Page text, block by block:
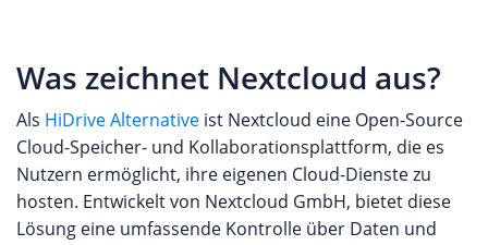
Was zeichnet Nextcloud aus?
Als HiDrive Alternative ist Nextcloud eine Open-Source
Cloud-Speicher- und Kollaborationsplattform, die es
Nutzern ermöglicht, ihre eigenen Cloud-Dienste zu
hosten. Entwickelt von Nextcloud GmbH, bietet diese
Lösung eine umfassende Kontrolle über Daten und